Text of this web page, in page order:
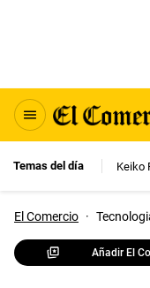
Temas del día Keiko
El Comercio ·
Añadir El